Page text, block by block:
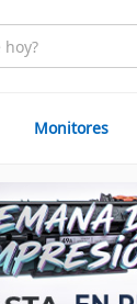
Monitores